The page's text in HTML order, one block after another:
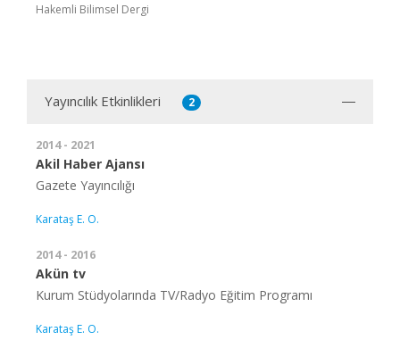
Hakemli Bilimsel Dergi
Yayıncılık Etkinlikleri 2
2014 - 2021
Akil Haber Ajansı
Gazete Yayıncılığı
Karataş E. O.
2014 - 2016
Akün tv
Kurum Stüdyolarında TV/Radyo Eğitim Programı
Karataş E. O.